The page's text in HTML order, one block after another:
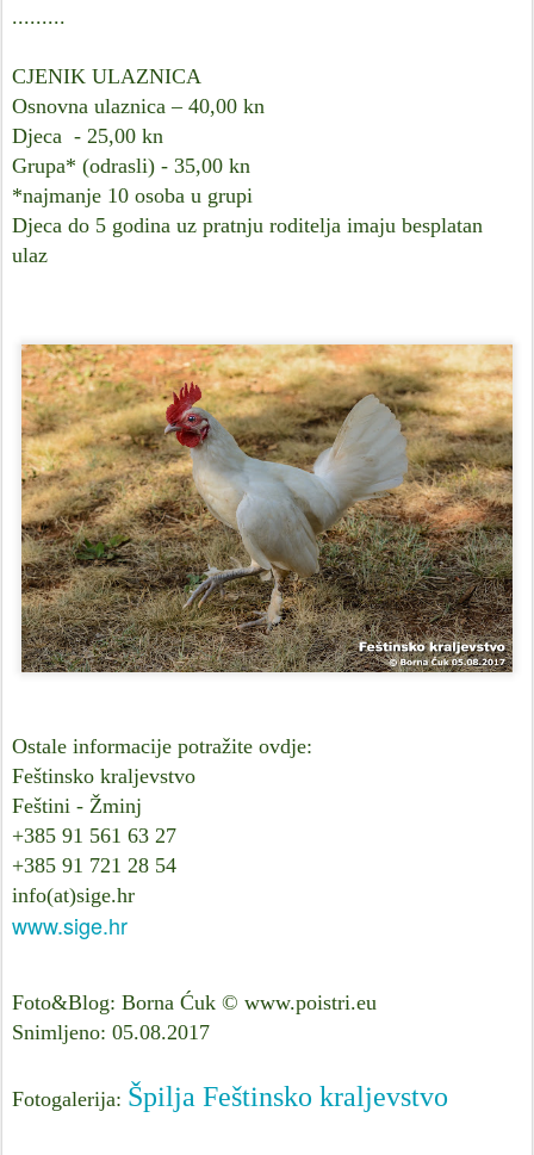
.........
CJENIK ULAZNICA
Osnovna ulaznica – 40,00 kn
Djeca - 25,00 kn
Grupa* (odrasli) - 35,00 kn
*najmanje 10 osoba u grupi
Djeca do 5 godina uz pratnju roditelja imaju besplatan
ulaz
Ostale informacije potražite ovdje:
Feštinsko kraljevstvo
Feštini - Žminj
+385 91 561 63 27
+385 91 721 28 54
info(at)sige.hr
www.sige.hr
Foto&Blog: Borna Ćuk © www.poistri.eu
Snimljeno: 05.08.2017
Fotogalerija: Špilja Feštinsko kraljevstvo